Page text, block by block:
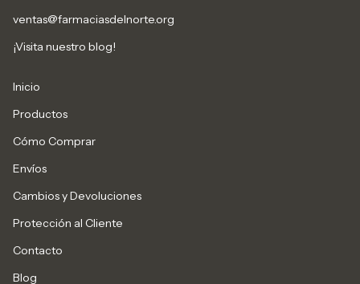
ventas@farmaciasdelnorte.org
¡Visita nuestro blog!
Inicio
Productos
Cómo Comprar
Envíos
Cambios y Devoluciones
Protección al Cliente
Contacto
Blog